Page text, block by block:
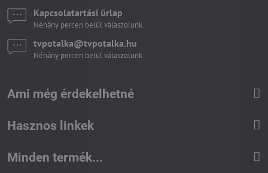
Kapcsolatartási űrlap
Néhány percen belül válaszolunk.
tvpotalka​@tvpotalka​.hu
Néhány percen belül válaszolunk.
Ami még érdekelhetné
Hasznos linkek
Minden termék...